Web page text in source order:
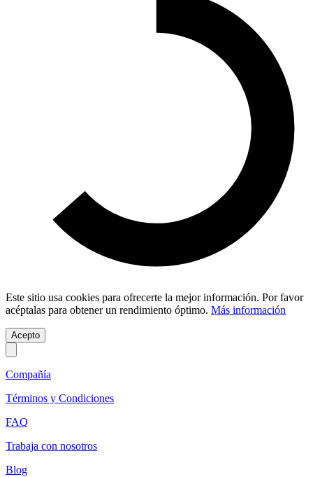
Este sitio usa cookies para ofrecerte la mejor información. Por favor
acéptalas para obtener un rendimiento óptimo. Más información
Acepto
Compañía
Términos y Condiciones
FAQ
Trabaja con nosotros
Blog